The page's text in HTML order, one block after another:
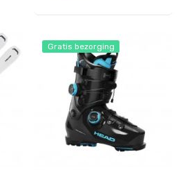
Gratis bezorging